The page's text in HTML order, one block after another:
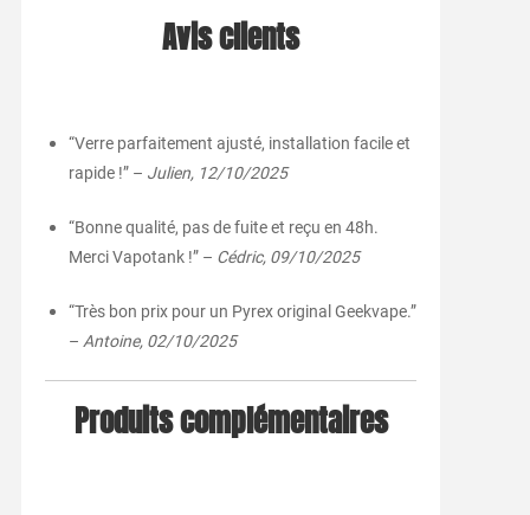
Avis clients
“Verre parfaitement ajusté, installation facile et
rapide !” – Julien, 12/10/2025
“Bonne qualité, pas de fuite et reçu en 48h.
Merci Vapotank !” – Cédric, 09/10/2025
“Très bon prix pour un Pyrex original Geekvape.”
– Antoine, 02/10/2025
Produits complémentaires